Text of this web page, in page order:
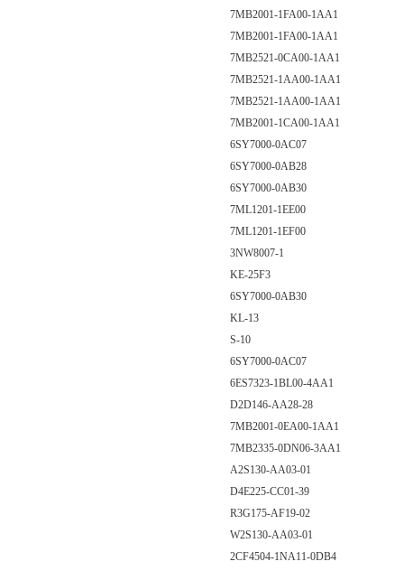
7MB2001-1FA00-1AA1
7MB2001-1FA00-1AA1
7MB2521-0CA00-1AA1
7MB2521-1AA00-1AA1
7MB2521-1AA00-1AA1
7MB2001-1CA00-1AA1
6SY7000-0AC07
6SY7000-0AB28
6SY7000-0AB30
7ML1201-1EE00
7ML1201-1EF00
3NW8007-1
KE-25F3
6SY7000-0AB30
KL-13
S-10
6SY7000-0AC07
6ES7323-1BL00-4AA1
D2D146-AA28-28
7MB2001-0EA00-1AA1
7MB2335-0DN06-3AA1
A2S130-AA03-01
D4E225-CC01-39
R3G175-AF19-02
W2S130-AA03-01
2CF4504-1NA11-0DB4